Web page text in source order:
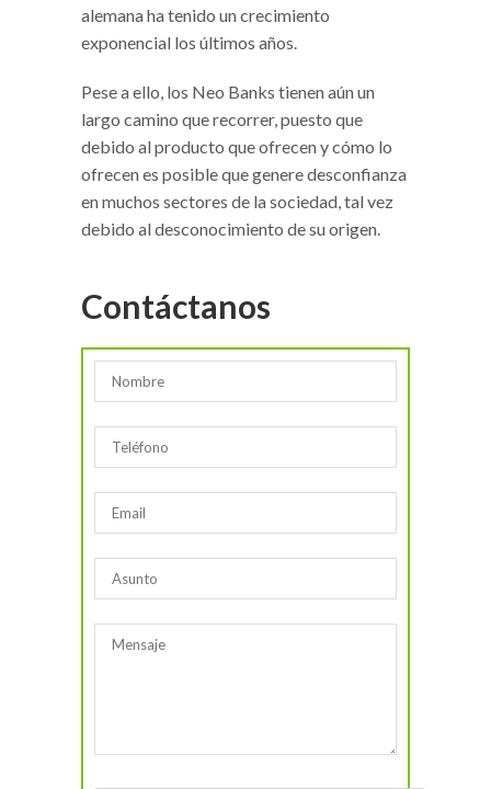
alemana ha tenido un crecimiento
exponencial los últimos años.
Pese a ello, los Neo Banks tienen aún un
largo camino que recorrer, puesto que
debido al producto que ofrecen y cómo lo
ofrecen es posible que genere desconfianza
en muchos sectores de la sociedad, tal vez
debido al desconocimiento de su origen.
Contáctanos